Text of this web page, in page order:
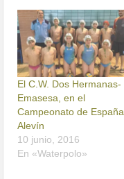
El C.W. Dos Hermanas-
Emasesa, en el
Campeonato de España
Alevín
10 junio, 2016
En «Waterpolo»